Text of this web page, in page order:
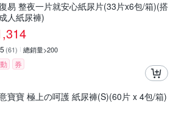
易 整夜一片就安心紙尿片(33片x6包/箱)(搭
人紙尿褲)
5 (61) 總銷量>200
券
寶寶 極上の呵護 紙尿褲(S)(60片 x 4包/箱)